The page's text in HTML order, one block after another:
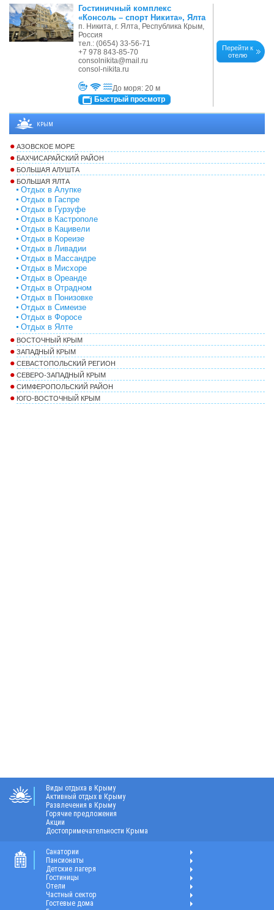
Гостиничный комплекс
«Консоль – спорт Никита», Ялта
п. Никита, г. Ялта, Республика Крым,
Россия
тел.: (0654) 33-56-71
+7 978 843-85-70
consolnikita@mail.ru
consol-nikita.ru
До моря: 20 м
Быстрый просмотр
Перейти к
отелю
КРЫМ
АЗОВСКОЕ МОРЕ
БАХЧИСАРАЙСКИЙ РАЙОН
БОЛЬШАЯ АЛУШТА
БОЛЬШАЯ ЯЛТА
Отдых в Алупке
Отдых в Гаспре
Отдых в Гурзуфе
Отдых в Кастрополе
Отдых в Кацивели
Отдых в Кореизе
Отдых в Ливадии
Отдых в Массандре
Отдых в Мисхоре
Отдых в Ореанде
Отдых в Отрадном
Отдых в Понизовке
Отдых в Симеизе
Отдых в Форосе
Отдых в Ялте
ВОСТОЧНЫЙ КРЫМ
ЗАПАДНЫЙ КРЫМ
СЕВАСТОПОЛЬСКИЙ РЕГИОН
СЕВЕРО-ЗАПАДНЫЙ КРЫМ
СИМФЕРОПОЛЬСКИЙ РАЙОН
ЮГО-ВОСТОЧНЫЙ КРЫМ
Виды отдыха в Крыму
Активный отдых в Крыму
Развлечения в Крыму
Горячие предложения
Акции
Достопримечательности Крыма
Санатории
Пансионаты
Детские лагеря
Гостиницы
Отели
Частный сектор
Гостевые дома